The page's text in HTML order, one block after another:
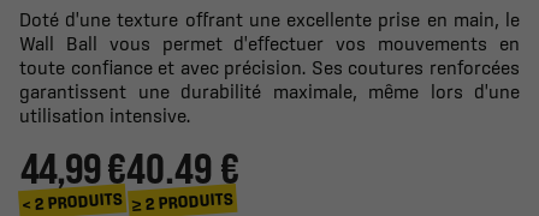
Doté d'une texture offrant une excellente prise en main, le
Wall Ball vous permet d'effectuer vos mouvements en
toute confiance et avec précision. Ses coutures renforcées
garantissent une durabilité maximale, même lors d'une
utilisation intensive.
44,99 €
< 2 PRODUITS
40.49 €
≥ 2 PRODUITS